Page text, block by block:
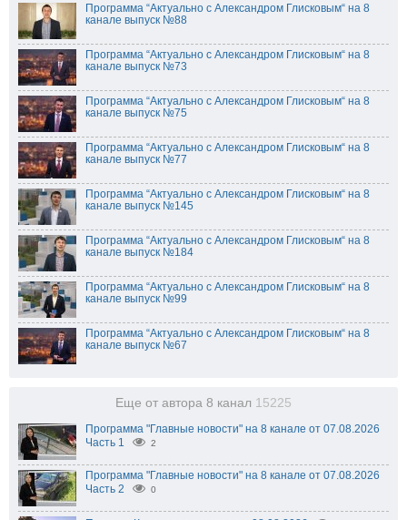
Программа “Актуально с Александром Глисковым“ на 8
канале выпуск №88
Программа “Актуально с Александром Глисковым“ на 8
канале выпуск №73
Программа “Актуально с Александром Глисковым“ на 8
канале выпуск №75
Программа “Актуально с Александром Глисковым“ на 8
канале выпуск №77
Программа “Актуально с Александром Глисковым“ на 8
канале выпуск №145
Программа “Актуально с Александром Глисковым“ на 8
канале выпуск №184
Программа “Актуально с Александром Глисковым“ на 8
канале выпуск №99
Программа “Актуально с Александром Глисковым“ на 8
канале выпуск №67
Еще от автора 8 канал 15225
Программа "Главные новости" на 8 канале от 07.08.2026
Часть 1
2
Программа "Главные новости" на 8 канале от 07.08.2026
Часть 2
0